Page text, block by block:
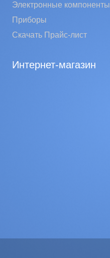
Электронные компоненты
Приборы
Скачать Прайс-лист
Интернет-магазин